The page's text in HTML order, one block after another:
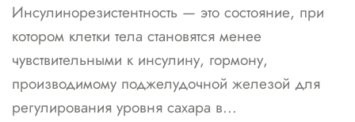
Инсулинорезистентность — это состояние, при
котором клетки тела становятся менее
чувствительными к инсулину, гормону,
производимому поджелудочной железой для
регулирования уровня сахара в...